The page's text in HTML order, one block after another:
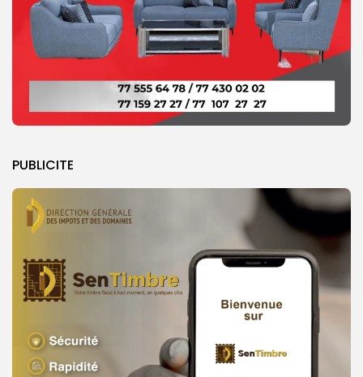
PUBLICITE